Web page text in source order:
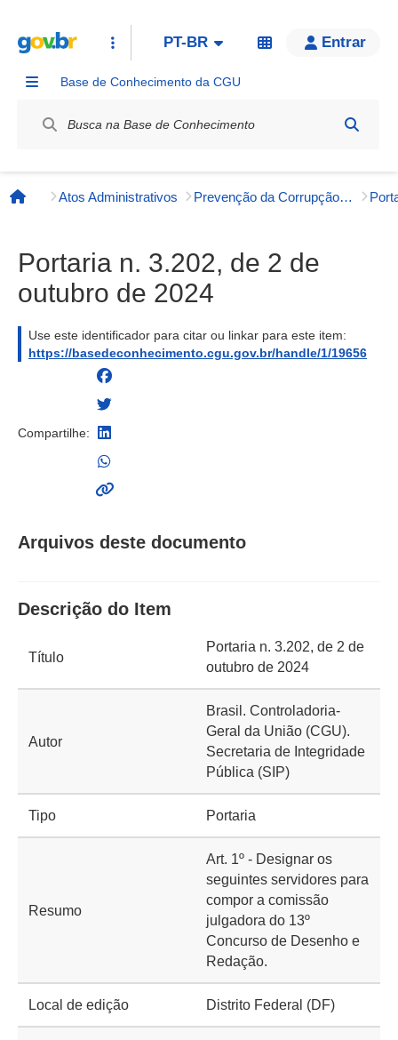
PT-BR Entrar
Base de Conhecimento da CGU
Página inicial
Atos Administrativos Prevenção da Corrupção, Integridade e Transparência Pública
Portaria n. 3.202, de 2 de
outubro de 2024
Use este identificador para citar ou linkar para este item:
https://basedeconhecimento.cgu.gov.br/handle/1/19656
Compartilhe:
Arquivos deste documento
Descrição do Item
Título
Portaria n. 3.202, de 2 de
outubro de 2024
Autor
Brasil. Controladoria-
Geral da União (CGU).
Secretaria de Integridade
Pública (SIP)
Tipo Portaria
Resumo
Art. 1º - Designar os
seguintes servidores para
compor a comissão
julgadora do 13º
Concurso de Desenho e
Redação.
Local de edição Distrito Federal (DF)